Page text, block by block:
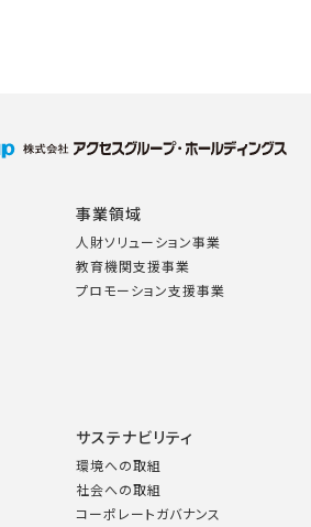
事業領域
人財ソリューション事業
教育機関支援事業
プロモーション支援事業
サステナビリティ
環境への取組
社会への取組
コーポレートガバナンス